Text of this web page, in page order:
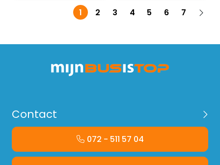
1 2 3 4 5 6 7
Contact
072 - 511 57 04